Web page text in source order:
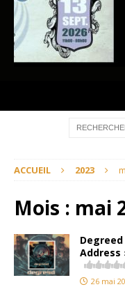
ACCUEIL 2023
Mois : mai
Address
26 mai